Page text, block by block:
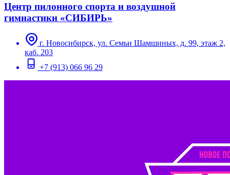
Центр пилонного спорта и воздушной
гимнастики «СИБИРЬ»
г. Новосибирск, ул. Семьи Шамшиных, д. 99, этаж 2,
каб. 203
+7 (913) 066 96 29